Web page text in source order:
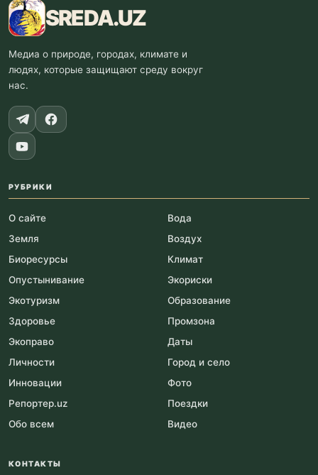
SREDA.UZ
Медиа о природе, городах, климате и
людях, которые защищают среду вокруг
нас.
РУБРИКИ
О сайте
Вода
Земля
Воздух
Биоресурсы
Климат
Опустынивание
Экориски
Экотуризм
Образование
Здоровье
Промзона
Экоправо
Даты
Личности
Город и село
Инновации
Фото
Репортер.uz
Поездки
Обо всем
Видео
КОНТАКТЫ